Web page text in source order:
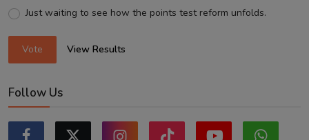
Just waiting to see how the points test reform unfolds.
Vote View Results
Follow Us